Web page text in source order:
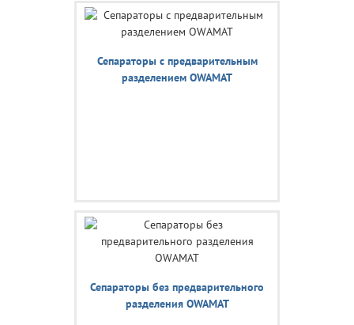
Сепараторы с предварительным
разделением OWAMAT
Сепараторы без предварительного
разделения OWAMAT